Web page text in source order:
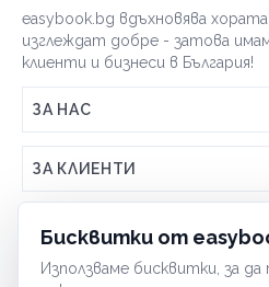
Бисквитки от
Използваме бисквитки, за
easybook.bg вдъхновява
изглеждат добре - затова
клиенти и бизнеси в България!
ЗА НАС
Връзка с easybook.bg
Как работи easybook
Често задавани въпроси
ЗА КЛИЕНТИ
Условия за ползване
ЗА ТЪРГОВЦИ
Включи бизнеса си